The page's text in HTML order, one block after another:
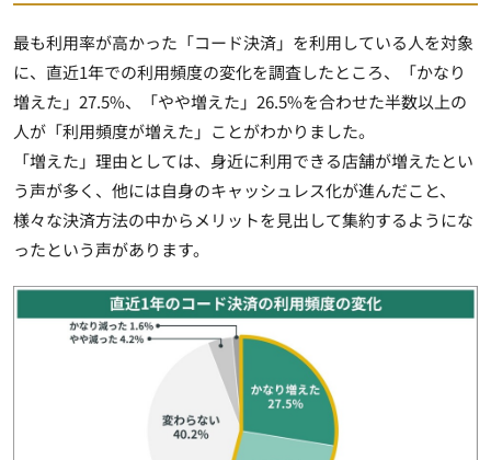
最も利用率が高かった「コード決済」を利用している人を対象
に、直近1年での利用頻度の変化を調査したところ、「かなり
増えた」27.5%、「やや増えた」26.5%を合わせた半数以上の
人が「利用頻度が増えた」ことがわかりました。
「増えた」理由としては、身近に利用できる店舗が増えたとい
う声が多く、他には自身のキャッシュレス化が進んだこと、
様々な決済方法の中からメリットを見出して集約するようにな
ったという声があります。